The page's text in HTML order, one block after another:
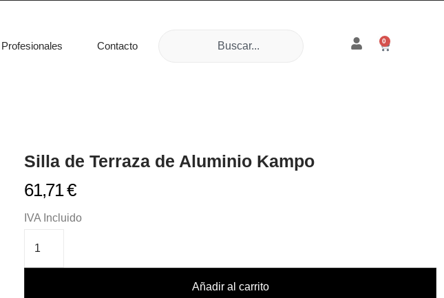
Profesionales Contacto 0
Silla de Terraza de Aluminio Kampo
61,71€
IVA Incluido
Añadir al carrito